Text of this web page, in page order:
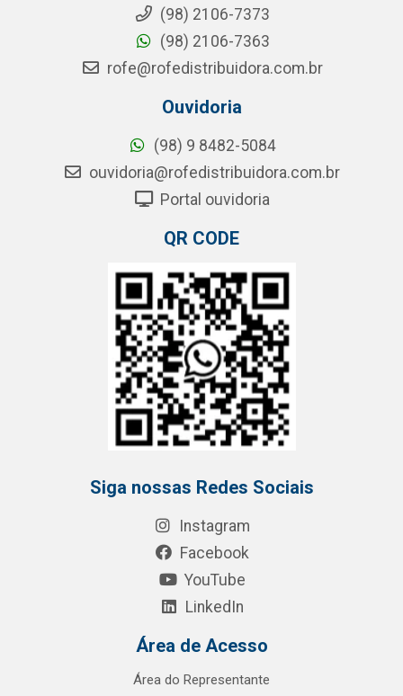
(98) 2106-7373
(98) 2106-7363
rofe@rofedistribuidora.com.br
Ouvidoria
(98) 9 8482-5084
ouvidoria@rofedistribuidora.com.br
Portal ouvidoria
QR CODE
Siga nossas Redes Sociais
Instagram
Facebook
YouTube
LinkedIn
Área de Acesso
Área do Representante